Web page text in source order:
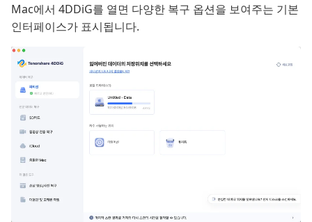
Mac에서 4DDiG를 열면 다양한 복구 옵션을 보여주는 기본
인터페이스가 표시됩니다.